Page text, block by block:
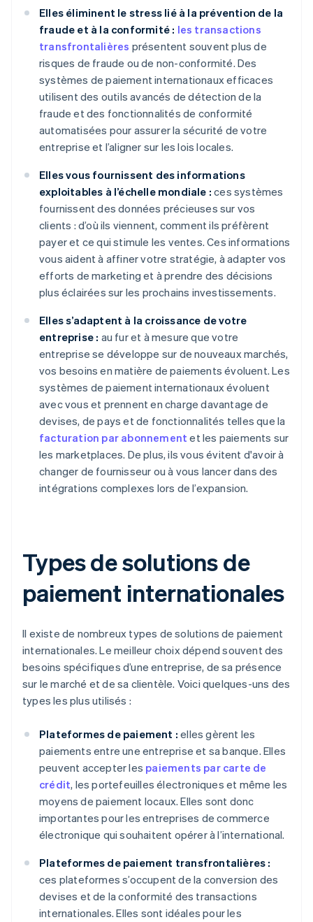
Elles éliminent le stress lié à la prévention de la
fraude et à la conformité : les transactions
transfrontalières présentent souvent plus de
risques de fraude ou de non-conformité. Des
systèmes de paiement internationaux efficaces
utilisent des outils avancés de détection de la
fraude et des fonctionnalités de conformité
automatisées pour assurer la sécurité de votre
entreprise et l’aligner sur les lois locales.
Elles vous fournissent des informations
exploitables à l’échelle mondiale : ces systèmes
fournissent des données précieuses sur vos
clients : d’où ils viennent, comment ils préfèrent
payer et ce qui stimule les ventes. Ces informations
vous aident à affiner votre stratégie, à adapter vos
efforts de marketing et à prendre des décisions
plus éclairées sur les prochains investissements.
Elles s’adaptent à la croissance de votre
entreprise : au fur et à mesure que votre
entreprise se développe sur de nouveaux marchés,
vos besoins en matière de paiements évoluent. Les
systèmes de paiement internationaux évoluent
avec vous et prennent en charge davantage de
devises, de pays et de fonctionnalités telles que la
facturation par abonnement et les paiements sur
les marketplaces. De plus, ils vous évitent d'avoir à
changer de fournisseur ou à vous lancer dans des
intégrations complexes lors de l’expansion.
Types de solutions de
paiement internationales
Il existe de nombreux types de solutions de paiement
internationales. Le meilleur choix dépend souvent des
besoins spécifiques d’une entreprise, de sa présence
sur le marché et de sa clientèle. Voici quelques-uns des
types les plus utilisés :
Plateformes de paiement : elles gèrent les
paiements entre une entreprise et sa banque. Elles
peuvent accepter les paiements par carte de
crédit, les portefeuilles électroniques et même les
moyens de paiement locaux. Elles sont donc
importantes pour les entreprises de commerce
électronique qui souhaitent opérer à l’international.
Plateformes de paiement transfrontalières :
ces plateformes s’occupent de la conversion des
devises et de la conformité des transactions
internationales. Elles sont idéales pour les